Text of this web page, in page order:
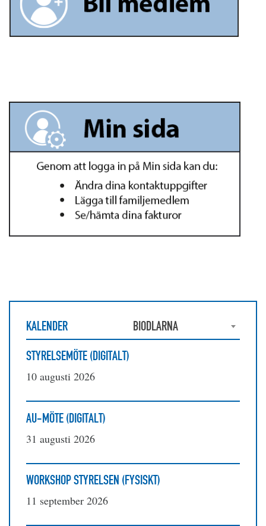
KALENDER
BIODLARNA
STYRELSEMÖTE (DIGITALT)
10 augusti 2026
AU-MÖTE (DIGITALT)
31 augusti 2026
WORKSHOP STYRELSEN (FYSISKT)
11 september 2026